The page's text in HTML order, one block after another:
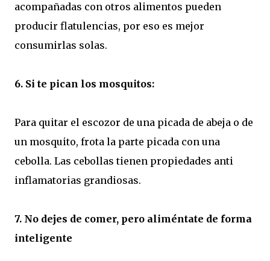
acompañadas con otros alimentos pueden
producir flatulencias, por eso es mejor
consumirlas solas.
6. Si te pican los mosquitos:
Para quitar el escozor de una picada de abeja o de
un mosquito, frota la parte picada con una
cebolla. Las cebollas tienen propiedades anti
inflamatorias grandiosas.
7. No dejes de comer, pero aliméntate de forma
inteligente